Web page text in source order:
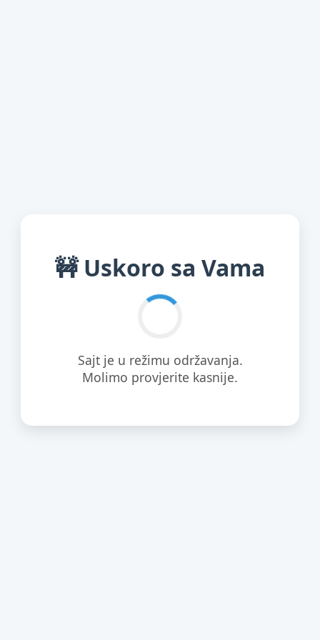
🚧 Uskoro sa Vama
Sajt je u režimu održavanja.
Molimo provjerite kasnije.